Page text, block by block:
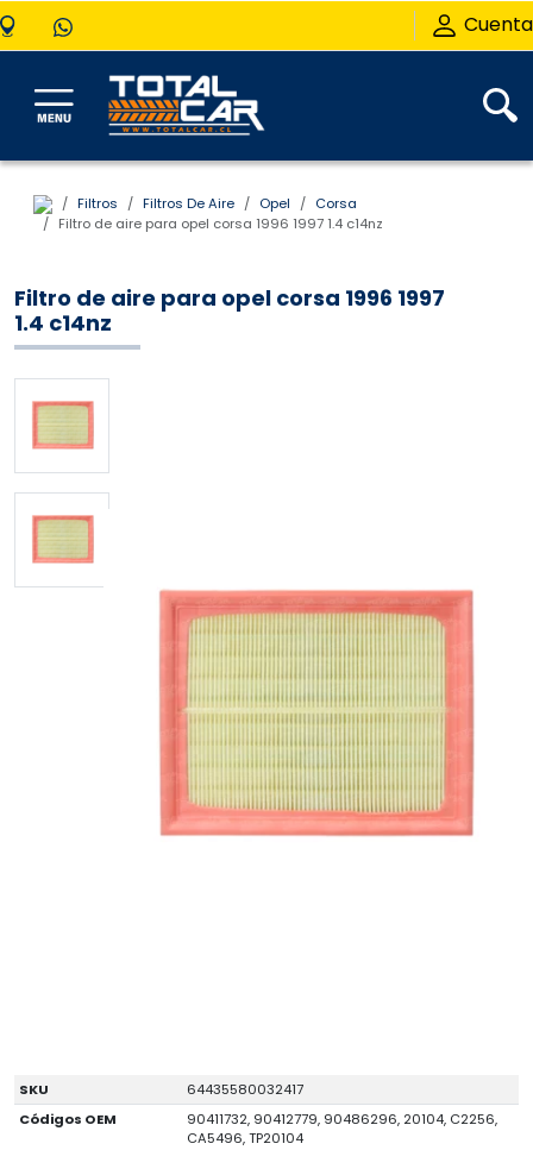
Cuenta
Filtros Filtros De Aire Opel
Corsa
Filtro de aire para opel corsa 1996 1997 1.4 c14nz
Filtro de aire para opel corsa 1996 1997
1.4 c14nz
SKU
64435580032417
Códigos OEM
90411732, 90412779, 90486296, 20104, C2256,
CA5496, TP20104